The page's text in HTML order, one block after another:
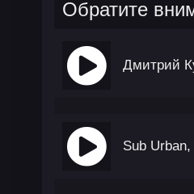
Обратите
Дмитрий
Sub